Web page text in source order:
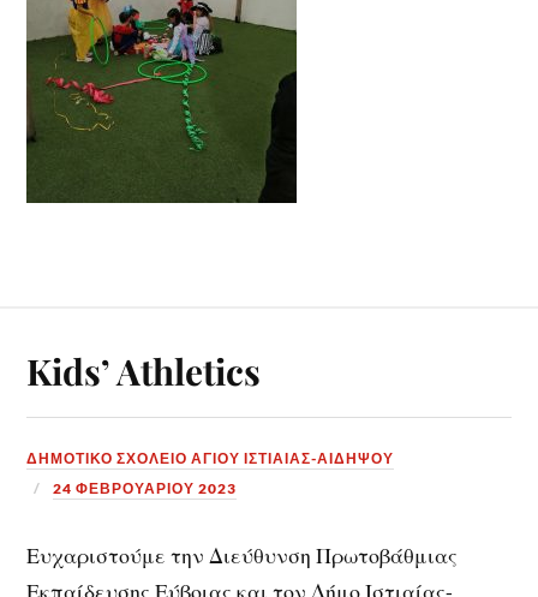
Kids’ Athletics
ΔΗΜΟΤΙΚΟ ΣΧΟΛΕΙΟ ΑΓΙΟΥ ΙΣΤΙΑΙΑΣ-ΑΙΔΗΨΟΥ
24 ΦΕΒΡΟΥΑΡΊΟΥ 2023
Ευχαριστούμε την Διεύθυνση Πρωτοβάθμιας
Εκπαίδευσης Εύβοιας και τον Δήμο Ιστιαίας-